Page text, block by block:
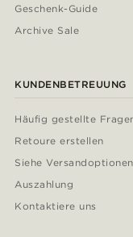
Geschenk-Guide
Archive Sale
KUNDENBETREUUNG
Häufig gestellte
Retoure erstellen
Siehe Versandoptionen
Auszahlung
Kontaktiere uns